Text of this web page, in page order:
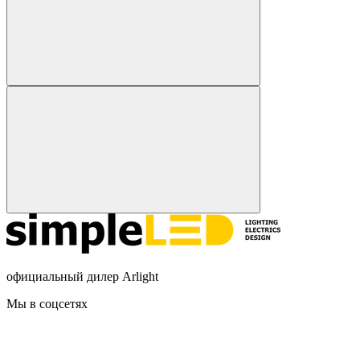
официальный дилер Arlight
Мы в соцсетях